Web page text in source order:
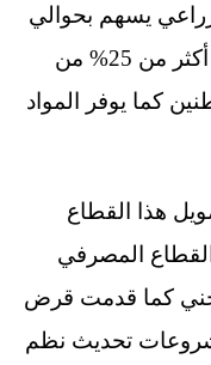
يسهم بحوالي
15% من الناتج المحلي ويستوعب أكثر من 25% من
كما يوفر المواد
هذا القطاع
من خلال القطاع المصرفي
كما قدمت قرض
تحديث نظم